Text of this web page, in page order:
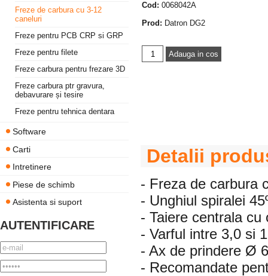
Freze de carbura cu 3-12
caneluri
Freze pentru PCB CRP si GRP
Freze pentru filete
Freze carbura pentru frezare 3D
Freze carbura ptr gravura,
debavurare și tesire
Freze pentru tehnica dentara
Software
Carti
Intretinere
Piese de schimb
Asistenta si suport
AUTENTIFICARE
Cod: 0068042A
Prod: Datron DG2
Detalii
- Freza de carbura
- Unghiul spiralei
- Taiere centrala cu
- Varful intre 3,0 si
- Ax de prindere Ø
- Recomandate